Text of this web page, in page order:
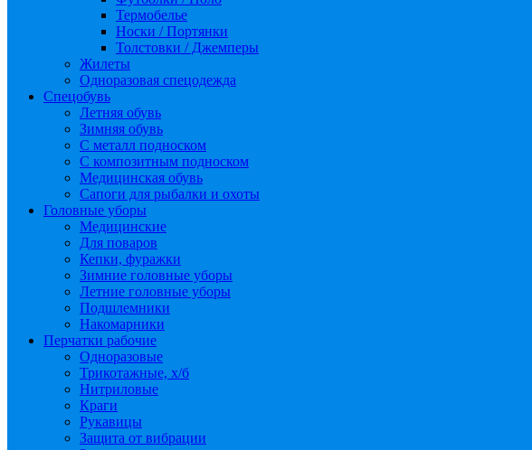
Термобелье
Носки / Портянки
Толстовки / Джемперы
Жилеты
Одноразовая спецодежда
Спецобувь
Летняя обувь
Зимняя обувь
С металл подноском
С композитным подноском
Медицинская обувь
Сапоги для рыбалки и охоты
Головные уборы
Медицинские
Для поваров
Кепки, фуражки
Зимние головные уборы
Летние головные уборы
Подшлемники
Накомарники
Перчатки рабочие
Одноразовые
Трикотажные, х/б
Нитриловые
Краги
Рукавицы
Защита от вибрации